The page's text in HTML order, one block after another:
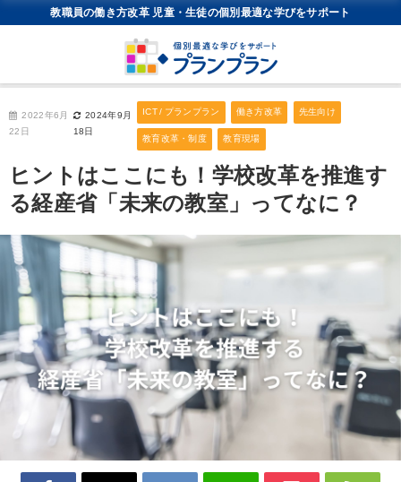
教職員の働き方改革 児童・生徒の個別最適な学びをサポート
2022年6月
22日
2024年9月
18日
ICT / プランプラン 働き方改革 先生向け
教育改革・制度 教育現場
ヒントはここにも！学校改革を推進す
る経産省「未来の教室」ってなに？